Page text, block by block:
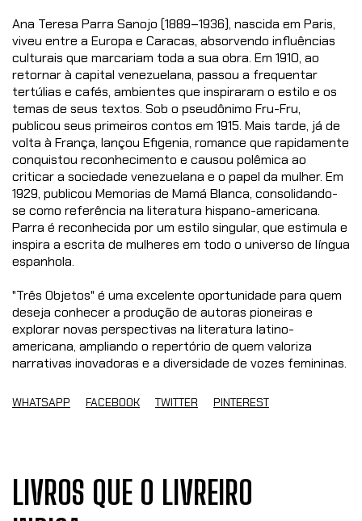
Ana Teresa Parra Sanojo (1889–1936), nascida em Paris,
viveu entre a Europa e Caracas, absorvendo influências
culturais que marcariam toda a sua obra. Em 1910, ao
retornar à capital venezuelana, passou a frequentar
tertúlias e cafés, ambientes que inspiraram o estilo e os
temas de seus textos. Sob o pseudônimo Fru-Fru,
publicou seus primeiros contos em 1915. Mais tarde, já de
volta à França, lançou Efigenia, romance que rapidamente
conquistou reconhecimento e causou polêmica ao
criticar a sociedade venezuelana e o papel da mulher. Em
1929, publicou Memorias de Mamá Blanca, consolidando-
se como referência na literatura hispano-americana.
Parra é reconhecida por um estilo singular, que estimula e
inspira a escrita de mulheres em todo o universo de língua
espanhola.
"Três Objetos" é uma excelente oportunidade para quem
deseja conhecer a produção de autoras pioneiras e
explorar novas perspectivas na literatura latino-
americana, ampliando o repertório de quem valoriza
narrativas inovadoras e a diversidade de vozes femininas.
WHATSAPP FACEBOOK TWITTER PINTEREST
LIVROS QUE O LIVREIRO